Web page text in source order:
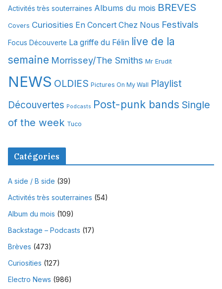
v
e
Activités très souterraines Albums du mois BREVES
Covers Curiosities En Concert Chez Nous Festivals
Focus Découverte La griffe du Félin live de la
semaine Morrissey/The Smiths Mr Erudit
NEWS OLDIES Pictures On My Wall Playlist
Découvertes Podcasts Post-punk bands Single
of the week Tuco
Catégories
A side / B side (39)
Activités très souterraines (54)
Album du mois (109)
Backstage – Podcasts (17)
Brèves (473)
Curiosities (127)
Electro News (986)